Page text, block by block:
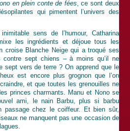
en plein conte de fées , ce sont deux
qui pimentent l’univers des
sens de l’humour, Catharina
les ingrédients et déjoue tous les
croise Blanche Neige qui a troqué ses
contre sept chiens – à moins qu’il ne
sept vers de terre ? On apprend que le
est encore plus grognon que l’on
et que toutes les grenouilles ne
princes charmants. Manu et Nono se
ami, le nain Barbu, plus si barbu
passage chez le coiffeur. Et bien sûr,
ne manquent pas une occasion de